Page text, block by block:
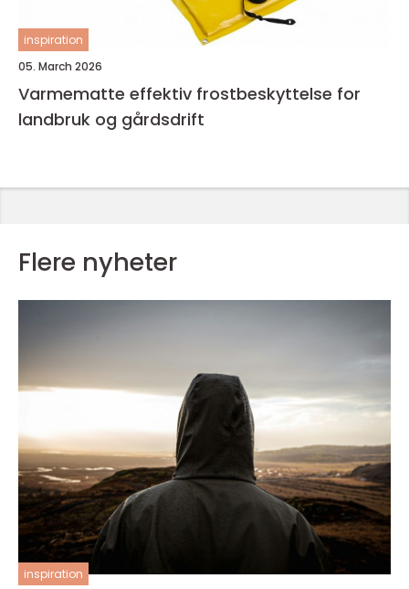
inspiration
05. March 2026
Varmematte effektiv frostbeskyttelse for
landbruk og gårdsdrift
Flere nyheter
inspiration